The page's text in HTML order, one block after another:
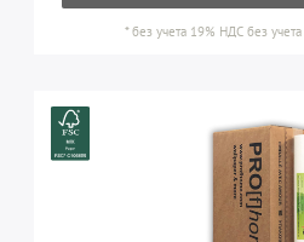
*без учета 19% НДС без учета